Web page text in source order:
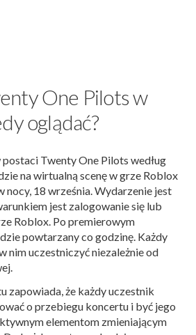
One Pilots w
oglądać?
Twenty One Pilots według
na wirtualną scenę w grze Roblox
nocy, 18 września. Wydarzenie jest
jest zalogowanie się lub
Roblox. Po premierowym
powtarzany co godzinę. Każdy
nim uczestniczyć niezależnie od
zapowiada, że każdy uczestnik
o przebiegu koncertu i być jego
elementom zmieniającym